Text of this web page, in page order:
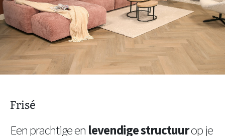
Frisé
Een prachtige en levendige structuurop je